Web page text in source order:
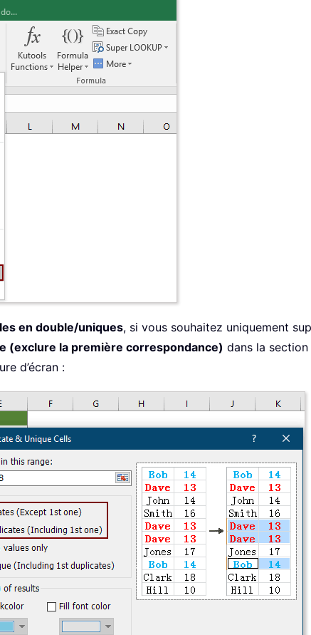
en double/uniques, si vous souhaitez uniquement
(exclure la première correspondance) dans la section
d’écran :